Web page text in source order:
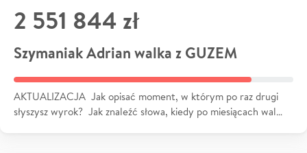
2 551 844 zł
Szymaniak Adrian walka z GUZEM
AKTUALIZACJA Jak opisać moment, w którym po raz drugi
słyszysz wyrok? Jak znaleźć słowa, kiedy po miesiącach wal…